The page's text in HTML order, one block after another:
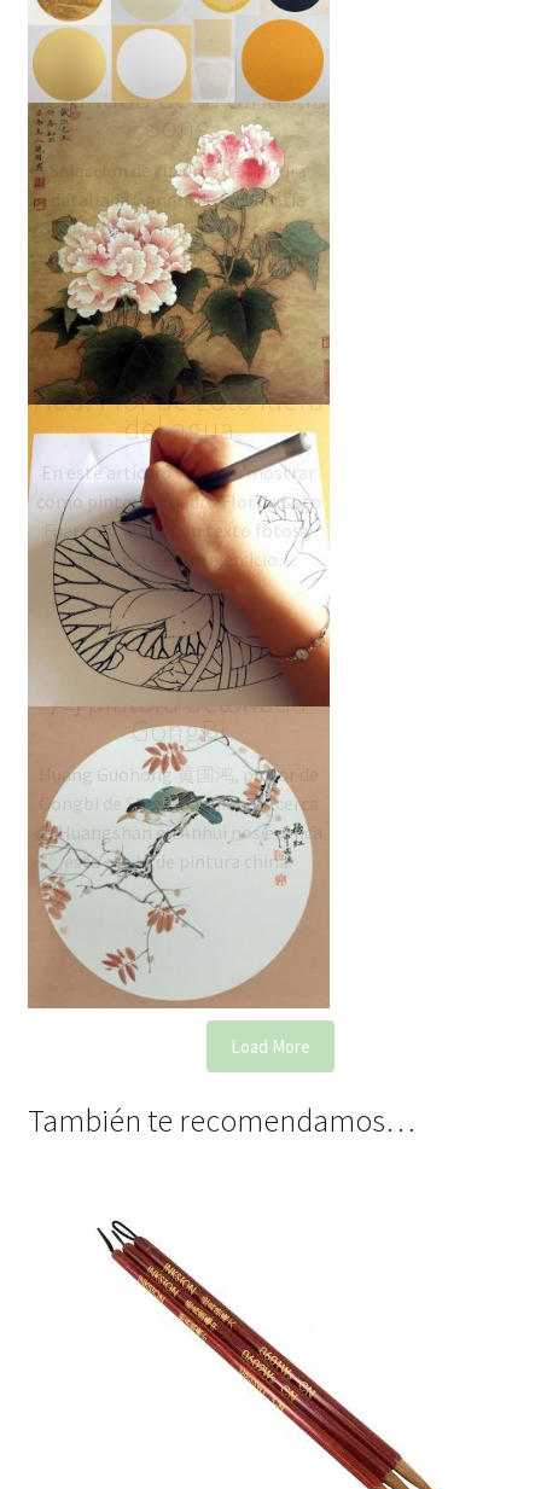
GongBi pintura
detallada de la dinastía
Song
Selección de cuadros de pintura
detallada Gongbi de la dinastía
Song, con plantillas para realizar
versiones como explicado en "Como
Pintar GongbiHua"
Como pintar Gong Bi
Hua: Flor de Loto fuera
del agua
En este artículo vamos a mostrar
como pintar el cuadro Flor de Loto
Fuera del Agua, con texto fotos y
videos. Este es un ejercicio…
Huang Guohong 黄国
鸿 pintura detallada
GongBi
Huang Guohong 黄国鸿, pintor de
Gongbi de Shexian, Huizhou, cerca
de Huangshan en Anhui nos explica
este estilo de pintura china.
Load More
También te recomendamos…